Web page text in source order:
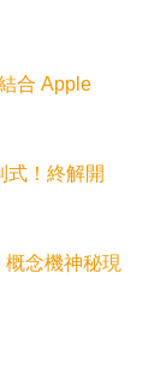
合 Apple
式！終解開
概念機神秘現